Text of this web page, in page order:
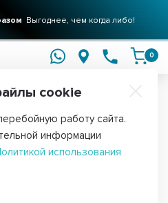
Выгоднее, чем когда либо!
0
Магниевые аноды
водонагревателя
M6, 100440
cookie
работу сайта.
информации
использования